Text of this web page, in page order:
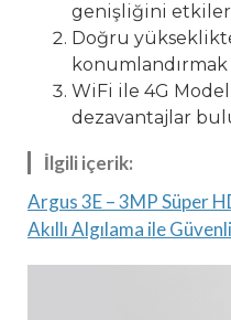
genişliğini
Doğru
WiFi ile 4G
dezavantajlar
İlgili içerik:
Argus 3E – 3MP Süper
Akıllı Algılama ile